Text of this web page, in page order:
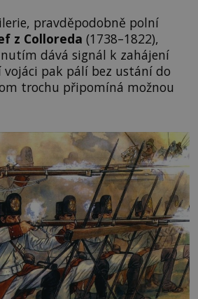
pravděpodobně polní
z Colloreda (1738–1822),
dává signál k zahájení
pak pálí bez ustání do
trochu připomíná možnou